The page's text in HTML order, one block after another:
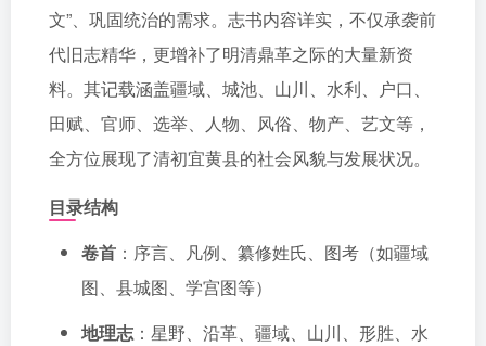
文”、巩固统治的需求。志书内容详实，不仅承袭前
代旧志精华，更增补了明清鼎革之际的大量新资
料。其记载涵盖疆域、城池、山川、水利、户口、
田赋、官师、选举、人物、风俗、物产、艺文等，
全方位展现了清初宜黄县的社会风貌与发展状况。
目录结构
卷首 ：序言、凡例、纂修姓氏、图考（如疆域
图、县城图、学宫图等）
地理志：星野、沿革、疆域、山川、形胜、水